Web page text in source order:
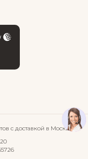
с доставкой в Москве